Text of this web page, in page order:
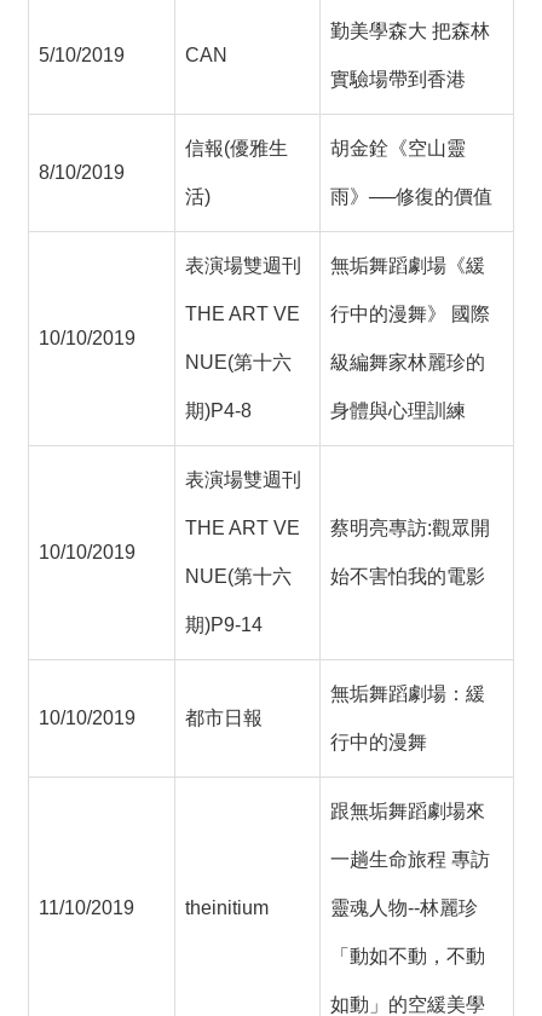
5/10/2019 CAN
勤美學森大 把森林
實驗場帶到香港
8/10/2019
信報(優雅生
活)
胡金銓《空山靈
雨》──修復的價值
10/10/2019
表演場雙週刊
THE ART VE
NUE(第十六
期)P4-8
無垢舞蹈劇場《緩
行中的漫舞》 國際
級編舞家林麗珍的
身體與心理訓練
10/10/2019
表演場雙週刊
THE ART VE
NUE(第十六
期)P9-14
蔡明亮專訪:觀眾開
始不害怕我的電影
10/10/2019 都市日報
無垢舞蹈劇場：緩
行中的漫舞
11/10/2019 theinitium
跟無垢舞蹈劇場來
一趟生命旅程 專訪
靈魂人物--林麗珍
「動如不動，不動
如動」的空緩美學